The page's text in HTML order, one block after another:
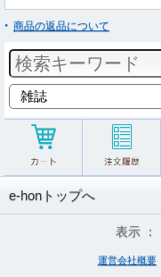
商品の返品について
e-honトップへ
表示 ：
運営会社概要